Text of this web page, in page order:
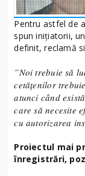
Pentru astfel de
spun iniţiatorii,
definit, reclamă
”Noi trebuie să
cetăţenilor
atunci când
care să necesite
cu autorizarea
Proiectul mai
înregistrări,